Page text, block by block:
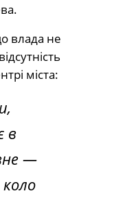
влада не
міста:
в
—